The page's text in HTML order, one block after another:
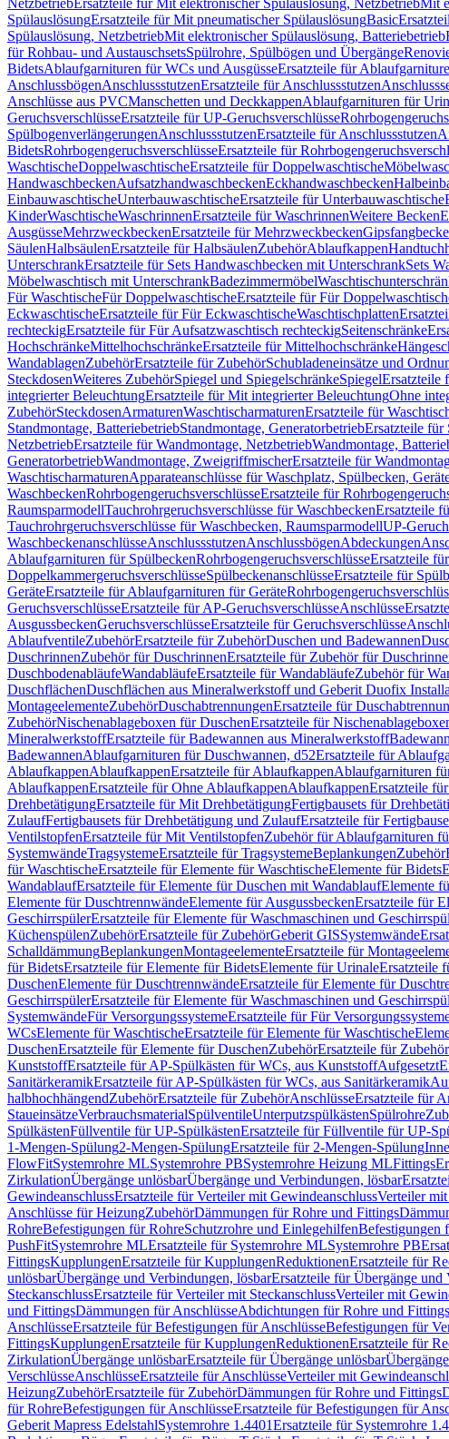
NetzbetriebErsatzteile für Mit elektronischer Spülauslösung, NetzbetriebMit
SpülauslösungErsatzteile für Mit pneumatischer SpülauslösungBasic
Spülauslösung, NetzbetriebMit elektronischer Spülauslösung, Batteriebetrieb
für Rohbau- und AustauschsetsSpülrohre, Spülbögen und Übergänge
BidetsAblaufgarnituren für WCs und AusgüsseErsatzteile für
AnschlussbögenAnschlussstutzenErsatzteile für Anschlussstutzen
Anschlüsse aus PVCManschetten und DeckkappenAblaufgarnituren für
GeruchsverschlüsseErsatzteile für UP-Geruchsverschlüsse
SpülbogenverlängerungenAnschlussstutzenErsatzteile für Anschlussstutzen
BidetsRohrbogengeruchsverschlüsseErsatzteile für
WaschtischeDoppelwaschtischeErsatzteile für Doppelwaschtische
HandwaschbeckenAufsatzhandwaschbeckenEckhandwaschbecken
EinbauwaschtischeUnterbauwaschtischeErsatzteile für Unterbauwaschtische
KinderWaschtischeWaschrinnenErsatzteile für WaschrinnenWeitere Becken
AusgüsseMehrzweckbeckenErsatzteile für Mehrzweckbecken
SäulenHalbsäulenErsatzteile für HalbsäulenZubehörAblaufkappen
UnterschrankErsatzteile für Sets Handwaschbecken mit UnterschrankSets
Möbelwaschtisch mit UnterschrankBadezimmermöbel
Für WaschtischeFür DoppelwaschtischeErsatzteile für Für
EckwaschtischeErsatzteile für Für EckwaschtischeWaschtischplatten
rechteckigErsatzteile für Für Aufsatzwaschtisch rechteckigSeitenschränke
HochschränkeMittelhochschränkeErsatzteile für Mittelhochschränke
WandablagenZubehörErsatzteile für ZubehörSchubladeneinsätze und
SteckdosenWeiteres ZubehörSpiegel und SpiegelschränkeSpiegelErsatzteile
integrierter BeleuchtungErsatzteile für Mit integrierter BeleuchtungOhne
ZubehörSteckdosenArmaturenWaschtischarmaturenErsatzteile für
Standmontage, BatteriebetriebStandmontage, GeneratorbetriebErsatzteile für
NetzbetriebErsatzteile für Wandmontage, NetzbetriebWandmontage,
GeneratorbetriebWandmontage, ZweigriffmischerErsatzteile für
WaschtischarmaturenApparateanschlüsse für Waschplatz, Spülbecken,
WaschbeckenRohrbogengeruchsverschlüsseErsatzteile für
RaumsparmodellTauchrohrgeruchsverschlüsse für WaschbeckenErsatzteile
Tauchrohrgeruchsverschlüsse für Waschbecken, RaumsparmodellUP-
WaschbeckenanschlüsseAnschlussstutzenAnschlussbögenAbdeckungen
Ablaufgarnituren für SpülbeckenRohrbogengeruchsverschlüsseErsatzteile
DoppelkammergeruchsverschlüsseSpülbeckenanschlüsseErsatzteile für
GeräteErsatzteile für Ablaufgarnituren für Geräte
GeruchsverschlüsseErsatzteile für AP-GeruchsverschlüsseAnschlüsse
AusgussbeckenGeruchsverschlüsseErsatzteile für Geruchsverschlüsse
AblaufventileZubehörErsatzteile für ZubehörDuschen und Badewannen
DuschrinnenZubehör für DuschrinnenErsatzteile für Zubehör für
DuschbodenabläufeWandabläufeErsatzteile für WandabläufeZubehör für
DuschflächenDuschflächen aus Mineralwerkstoff und Geberit Duofix
MontageelementeZubehörDuschabtrennungenErsatzteile für
ZubehörNischenablageboxen für DuschenErsatzteile für
MineralwerkstoffErsatzteile für Badewannen aus Mineralwerkstoff
BadewannenAblaufgarnituren für Duschwannen, d52Ersatzteile für
AblaufkappenAblaufkappenErsatzteile für AblaufkappenAblaufgarnituren
AblaufkappenErsatzteile für Ohne AblaufkappenAblaufkappenErsatzteile
DrehbetätigungErsatzteile für Mit DrehbetätigungFertigbausets für
ZulaufFertigbausets für Drehbetätigung und ZulaufErsatzteile für
VentilstopfenErsatzteile für Mit VentilstopfenZubehör für Ablaufgarnituren
SystemwändeTragsystemeErsatzteile für TragsystemeBeplankungenZubehör
für WaschtischeErsatzteile für Elemente für WaschtischeElemente für Bidets
WandablaufErsatzteile für Elemente für Duschen mit WandablaufElemente
Elemente für DuschtrennwändeElemente für AusgussbeckenErsatzteile für
GeschirrspülerErsatzteile für Elemente für Waschmaschinen und
KüchenspülenZubehörErsatzteile für ZubehörGeberit GISSystemwände
SchalldämmungBeplankungenMontageelementeErsatzteile für
für BidetsErsatzteile für Elemente für BidetsElemente für UrinaleErsatzteile
DuschenElemente für DuschtrennwändeErsatzteile für Elemente für
GeschirrspülerErsatzteile für Elemente für Waschmaschinen und
SystemwändeFür VersorgungssystemeErsatzteile für Für
WCsElemente für WaschtischeErsatzteile für Elemente für Waschtische
DuschenErsatzteile für Elemente für DuschenZubehörErsatzteile für Zubehör
KunststoffErsatzteile für AP-Spülkästen für WCs, aus KunststoffAufgesetzt
SanitärkeramikErsatzteile für AP-Spülkästen für WCs, aus Sanitärkeramik
halbhochhängendZubehörErsatzteile für ZubehörAnschlüsseErsatzteile für
StaueinsätzeVerbrauchsmaterialSpülventileUnterputzspülkästenSpülrohre
SpülkästenFüllventile für UP-SpülkästenErsatzteile für Füllventile für UP-
1-Mengen-Spülung2-Mengen-SpülungErsatzteile für 2-Mengen-Spülung
FlowFitSystemrohre MLSystemrohre PBSystemrohre Heizung MLFittings
ZirkulationÜbergänge unlösbarÜbergänge und Verbindungen, lösbar
GewindeanschlussErsatzteile für Verteiler mit GewindeanschlussVerteiler mit
Anschlüsse für HeizungZubehörDämmungen für Rohre und Fittings
RohreBefestigungen für RohreSchutzrohre und EinlegehilfenBefestigungen
PushFitSystemrohre MLErsatzteile für Systemrohre MLSystemrohre PB
FittingsKupplungenErsatzteile für KupplungenReduktionenErsatzteile für
unlösbarÜbergänge und Verbindungen, lösbarErsatzteile für Übergänge und
SteckanschlussErsatzteile für Verteiler mit SteckanschlussVerteiler mit
und FittingsDämmungen für AnschlüsseAbdichtungen für Rohre und Fittings
AnschlüsseErsatzteile für Befestigungen für AnschlüsseBefestigungen für
FittingsKupplungenErsatzteile für KupplungenReduktionenErsatzteile für
ZirkulationÜbergänge unlösbarErsatzteile für Übergänge unlösbar
VerschlüsseAnschlüsseErsatzteile für AnschlüsseVerteiler mit
HeizungZubehörErsatzteile für ZubehörDämmungen für Rohre und Fittings
für RohreBefestigungen für AnschlüsseErsatzteile für Befestigungen für
Geberit Mapress EdelstahlSystemrohre 1.4401Ersatzteile für Systemrohre